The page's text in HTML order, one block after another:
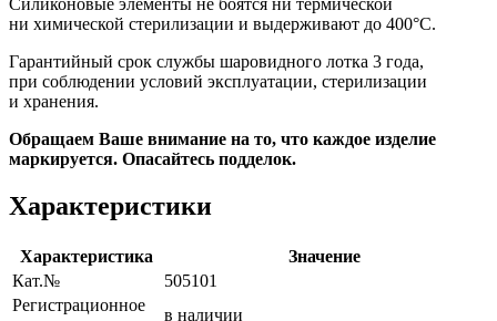
Силиконовые элементы не боятся ни термической
ни химической стерилизации и выдерживают до 400°С.
Гарантийный срок службы шаровидного лотка 3 года,
при соблюдении условий эксплуатации, стерилизации
и хранения.
Обращаем Ваше внимание на то, что каждое изделие
маркируется. Опасайтесь подделок.
Характеристики
Характеристика
Значение
Кат.№
505101
Регистрационное
в наличии